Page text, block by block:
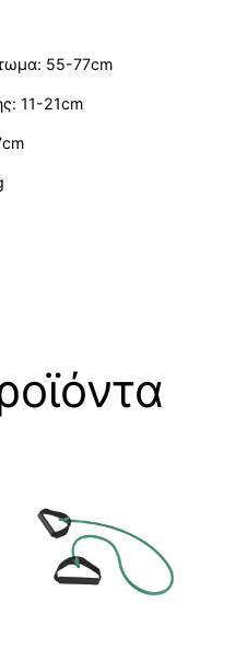
55-77cm
11-21cm